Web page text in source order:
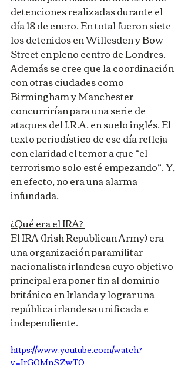
detenciones realizadas durante el
día 18 de enero. En total fueron siete
los detenidos en Willesden y Bow
Street en pleno centro de Londres.
Además se cree que la coordinación
con otras ciudades como
Birmingham y Manchester
concurrirían para una serie de
ataques del I.R.A. en suelo inglés. El
texto periodístico de ese día refleja
con claridad el temor a que “el
terrorismo solo esté empezando”. Y,
en efecto, no era una alarma
infundada.
¿Qué era el IRA?
El IRA (Irish Republican Army) era
una organización paramilitar
nacionalista irlandesa cuyo objetivo
principal era poner fin al dominio
británico en Irlanda y lograr una
república irlandesa unificada e
independiente.
https://www.youtube.com/watch?
v=IrG0MnSZwT0